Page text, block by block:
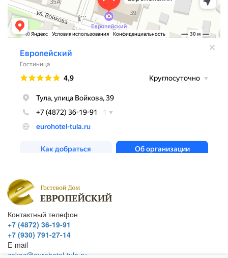
Контактный телефон
+7 (4872) 36-19-91
+7 (930) 791-27-14
E-mail
zakaz@eurohotel-tula.ru